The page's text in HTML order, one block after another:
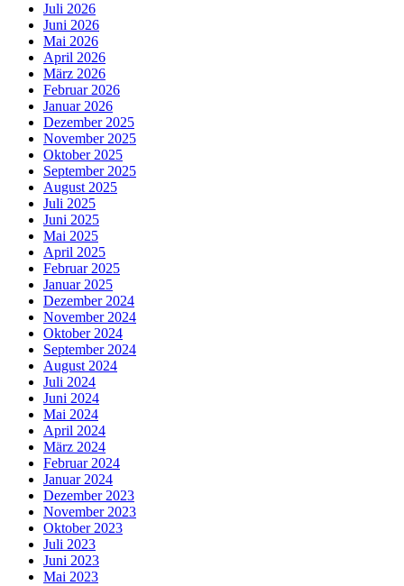
Juli 2026
Juni 2026
Mai 2026
April 2026
März 2026
Februar 2026
Januar 2026
Dezember 2025
November 2025
Oktober 2025
September 2025
August 2025
Juli 2025
Juni 2025
Mai 2025
April 2025
Februar 2025
Januar 2025
Dezember 2024
November 2024
Oktober 2024
September 2024
August 2024
Juli 2024
Juni 2024
Mai 2024
April 2024
März 2024
Februar 2024
Januar 2024
Dezember 2023
November 2023
Oktober 2023
Juli 2023
Juni 2023
Mai 2023